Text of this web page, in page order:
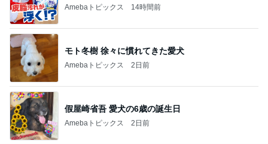
Amebaトピックス 14時間前
モト冬樹 徐々に慣れてきた愛犬
Amebaトピックス 2日前
假屋崎省吾 愛犬の6歳の誕生日
Amebaトピックス 2日前